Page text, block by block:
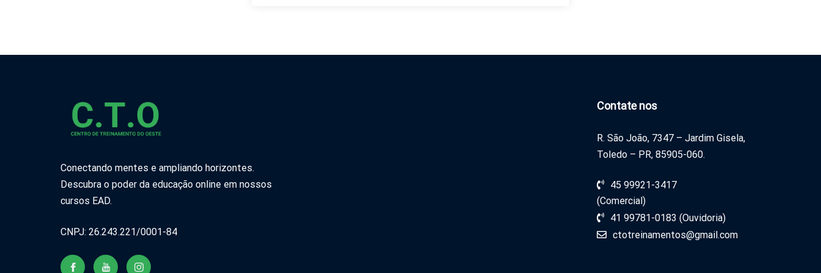
Conectando mentes e ampliando horizontes.
Descubra o poder da educação online em nossos
cursos EAD.
CNPJ: 26.243.221/0001-84
Contate nos
R. São João, 7347 – Jardim Gisela,
Toledo – PR, 85905-060.
45 99921-3417
(Comercial)
41 99781-0183 (Ouvidoria)
ctotreinamentos@gmail.com